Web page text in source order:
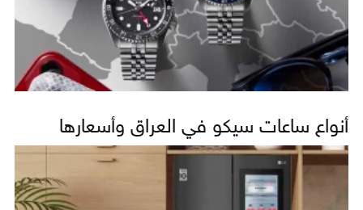
أنواع ساعات سيكو في العراق وأسعارها